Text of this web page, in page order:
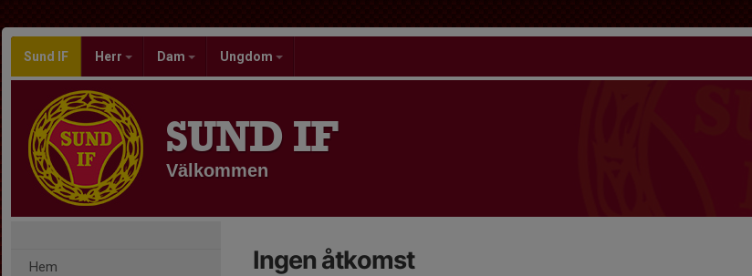
Sund IF Herr Dam Ungdom
SUND IF
Välkommen
Hem Ingen åtkomst